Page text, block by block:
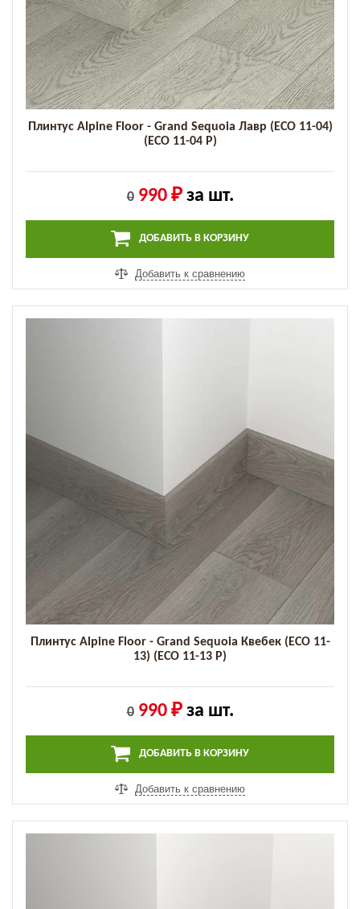
Плинтус Alpine Floor - Grand Sequoia Лавр (ECO 11-04)
(ECO 11-04 P)
0 990 ₽за шт.
ДОБАВИТЬ В КОРЗИНУ
Добавить к сравнению
Плинтус Alpine Floor - Grand Sequoia Квебек (ECO 11-
13) (ECO 11-13 P)
0 990 ₽за шт.
ДОБАВИТЬ В КОРЗИНУ
Добавить к сравнению